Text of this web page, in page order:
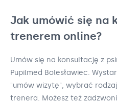
Jak umówić się na
trenerem online?
Umów się na konsultację z
Pupilmed Bolesławiec.
"umów wizytę", wybrać
trenera. Możesz też